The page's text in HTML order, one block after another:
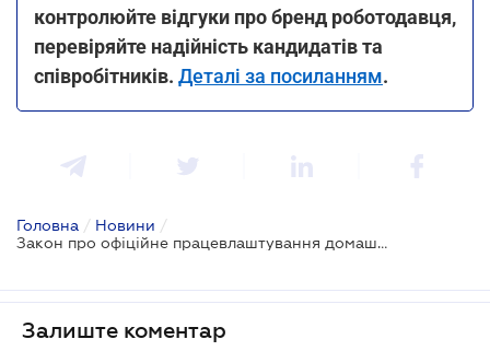
контролюйте відгуки про бренд роботодавця,
перевіряйте надійність кандидатів та
співробітників. Деталі за посиланням.
Головна / Новини /
Закон про офіційне працевлаштування домашніх працівників підписано Президентом
Залиште коментар